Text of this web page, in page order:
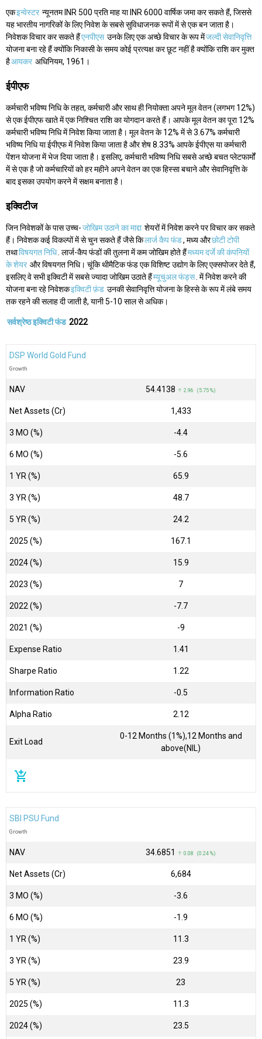
एकइन्वेस्टर न्यूनतम INR 500 प्रति माह या INR 6000 वार्षिक जमा कर सकते हैं, जिससे
यह भारतीय नागरिकों के लिए निवेश के सबसे सुविधाजनक रूपों में से एक बन जाता है।
निवेशक विचार कर सकते हैंएनपीएस उनके लिए एक अच्छे विचार के रूप मेंजल्दी सेवानिवृत्ति
योजना बना रहे हैं क्योंकि निकासी के समय कोई प्रत्यक्ष कर छूट नहीं है क्योंकि राशि कर मुक्त
हैआयकर अधिनियम, 1961।
ईपीएफ
कर्मचारी भविष्य निधि के तहत, कर्मचारी और साथ ही नियोक्ता अपने मूल वेतन (लगभग 12%)
से एक ईपीएफ खाते में एक निश्चित राशि का योगदान करते हैं। आपके मूल वेतन का पूरा 12%
कर्मचारी भविष्य निधि में निवेश किया जाता है। मूल वेतन के 12% में से 3.67% कर्मचारी
भविष्य निधि या ईपीएफ में निवेश किया जाता है और शेष 8.33% आपके ईपीएस या कर्मचारी
पेंशन योजना में भेज दिया जाता है। इसलिए, कर्मचारी भविष्य निधि सबसे अच्छे बचत प्लेटफार्मों
में से एक है जो कर्मचारियों को हर महीने अपने वेतन का एक हिस्सा बचाने और सेवानिवृत्ति के
बाद इसका उपयोग करने में सक्षम बनाता है।
इक्विटीज
जिन निवेशकों के पास उच्च-जोखिम उठाने का माद्दा शेयरों में निवेश करने पर विचार कर सकते
हैं। निवेशक कई विकल्पों में से चुन सकते हैं जैसे किलार्ज कैप फंड, मध्य औरछोटी टोपी
तथाविषयगत निधि . लार्ज-कैप फंडों की तुलना में कम जोखिम होते हैंमध्यम दर्जे की कंपनियों
के शेयर और विषयगत निधि। चूंकि थीमैटिक फंड एक विशिष्ट उद्योग के लिए एक्सपोजर देते हैं,
इसलिए वे सभी इक्विटी में सबसे ज्यादा जोखिम उठाते हैंम्यूचुअल फंड्स . में निवेश करने की
योजना बना रहे निवेशकइक्विटी फ़ंड उनकी सेवानिवृत्ति योजना के हिस्से के रूप में लंबे समय
तक रहने की सलाह दी जाती है, यानी 5-10 साल से अधिक।
सर्वश्रेष्ठ इक्विटी फंड 2022
DSP World Gold Fund
Growth
NAV ₹54.4138 ↑ 2.96 (5.75 %)
Net Assets (Cr) ₹1,433
3 MO (%) -4.4
6 MO (%) -5.6
1 YR (%) 65.9
3 YR (%) 48.7
5 YR (%) 24.2
2025 (%) 167.1
2024 (%) 15.9
2023 (%) 7
2022 (%) -7.7
2021 (%) -9
Expense Ratio 1.41
Sharpe Ratio 1.22
Information Ratio -0.5
Alpha Ratio 2.12
Exit Load
0-12 Months (1%),12 Months and
above(NIL)
add_shopping_cart
SBI PSU Fund
Growth
NAV ₹34.6851 ↑ 0.08 (0.24 %)
Net Assets (Cr) ₹6,684
3 MO (%) -3.6
6 MO (%) -1.9
1 YR (%) 11.3
3 YR (%) 23.9
5 YR (%) 23
2025 (%) 11.3
2024 (%) 23.5